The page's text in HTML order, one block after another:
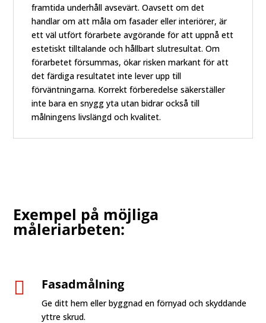
framtida underhåll avsevärt. Oavsett om det
handlar om att måla om fasader eller interiörer, är
ett väl utfört förarbete avgörande för att uppnå ett
estetiskt tilltalande och hållbart slutresultat. Om
förarbetet försummas, ökar risken markant för att
det färdiga resultatet inte lever upp till
förväntningarna. Korrekt förberedelse säkerställer
inte bara en snygg yta utan bidrar också till
målningens livslängd och kvalitet.
Exempel på möjliga
måleriarbeten:
 Fasadmålning
Ge ditt hem eller byggnad en förnyad och skyddande
yttre skrud.